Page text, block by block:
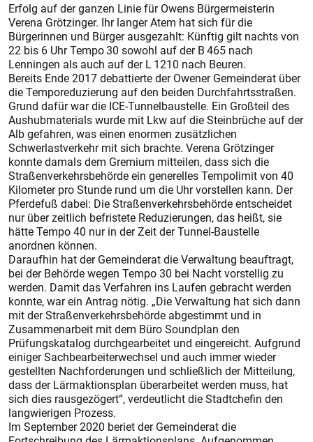
Erfolg auf der ganzen Linie für Owens Bürgermeisterin
Verena Grötzinger. Ihr langer Atem hat sich für die
Bürgerinnen und Bürger ausgezahlt: Künftig gilt nachts von
22 bis 6 Uhr Tempo 30 sowohl auf der B 465 nach
Lenningen als auch auf der L 1210 nach Beuren.
Bereits Ende 2017 debattierte der Owener Gemeinderat über
die Temporeduzierung auf den beiden Durchfahrtsstraßen.
Grund dafür war die ICE-Tunnelbaustelle. Ein Großteil des
Aushubmaterials wurde mit Lkw auf die Steinbrüche auf der
Alb gefahren, was einen enormen zusätzlichen
Schwerlastverkehr mit sich brachte. Verena Grötzinger
konnte damals dem Gremium mitteilen, dass sich die
Straßenverkehrsbehörde ein generelles Tempolimit von 40
Kilometer pro Stunde rund um die Uhr vorstellen kann. Der
Pferdefuß dabei: Die Straßenverkehrsbehörde entscheidet
nur über zeitlich befristete Reduzierungen, das heißt, sie
hätte Tempo 40 nur in der Zeit der Tunnel-Baustelle
anordnen können.
Daraufhin hat der Gemeinderat die Verwaltung beauftragt,
bei der Behörde wegen Tempo 30 bei Nacht vorstellig zu
werden. Damit das Verfahren ins Laufen gebracht werden
konnte, war ein Antrag nötig. „Die Verwaltung hat sich dann
mit der Straßenverkehrsbehörde abgestimmt und in
Zusammenarbeit mit dem Büro Soundplan den
Prüfungskatalog durchgearbeitet und eingereicht. Aufgrund
einiger Sachbearbeiterwechsel und auch immer wieder
gestellten Nachforderungen und schließlich der Mitteilung,
dass der Lärmaktionsplan überarbeitet werden muss, hat
sich dies rausgezögert“, verdeutlicht die Stadtchefin den
langwierigen Prozess.
Im September 2020 beriet der Gemeinderat die